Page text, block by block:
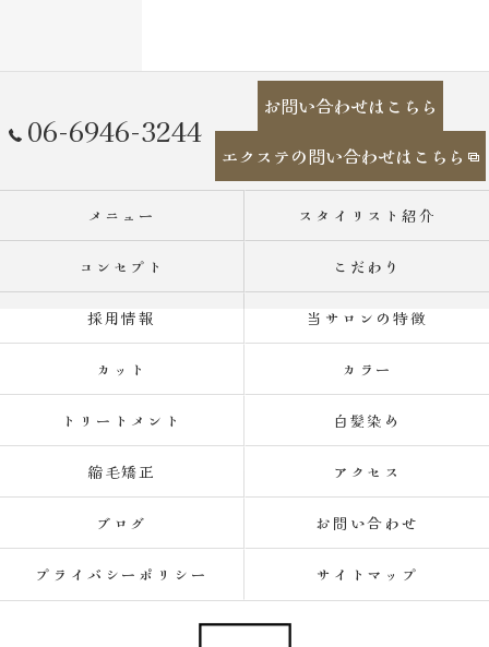
06-6946-3244
お問い合わせはこちら
エクステの問い合わせはこちら
メニュー スタイリスト紹介
コンセプト こだわり
採用情報 当サロンの特徴
カット カラー
トリートメント 白髪染め
縮毛矯正 アクセス
ブログ お問い合わせ
プライバシーポリシー サイトマップ